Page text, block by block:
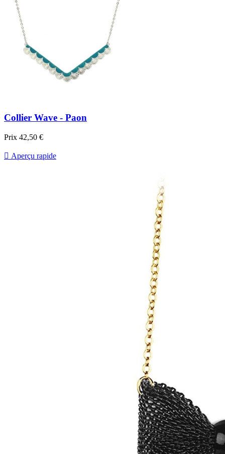
Collier Wave - Paon
Prix 42,50 €
 Aperçu rapide